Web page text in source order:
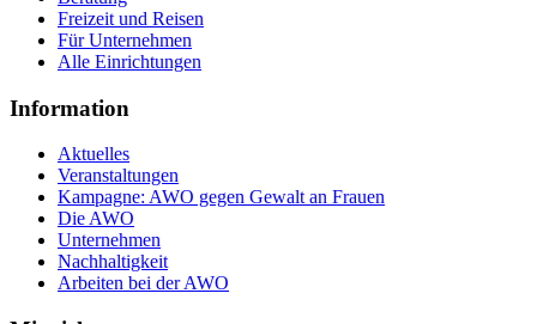
Freizeit und Reisen
Für Unternehmen
Alle Einrichtungen
Information
Aktuelles
Veranstaltungen
Kampagne: AWO gegen Gewalt an Frauen
Die AWO
Unternehmen
Nachhaltigkeit
Arbeiten bei der AWO